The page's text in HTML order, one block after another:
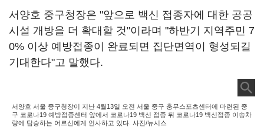
서양호 중구청장은 "앞으로 백신 접종자에 대한 공공
시설 개방을 더 확대할 것"이라며 "하반기 지역주민 7
0% 이상 예방접종이 완료되면 집단면역이 형성되길
기대한다"고 말했다.
서양호 서울 중구청장이 지난 4월13일 오전 서울 중구 충무스포츠센터에 마련된 중
구 코로나19 예방접종센터 앞에서 코로나19 백신 접종 뒤 코로나19 백신접종 이송차
량에 탑승하는 어르신에게 인사하고 있다. 사진/뉴시스